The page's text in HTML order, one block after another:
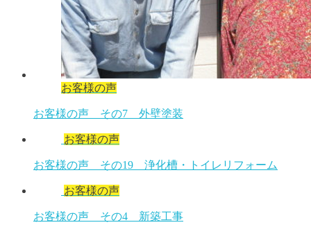
お客様の声
お客様の声 その7 外壁塗装
お客様の声
お客様の声 その19 浄化槽・トイレリフォーム
お客様の声
お客様の声 その4 新築工事